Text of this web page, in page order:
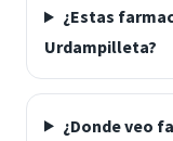
¿Estas
Urdampilleta?
¿Donde veo